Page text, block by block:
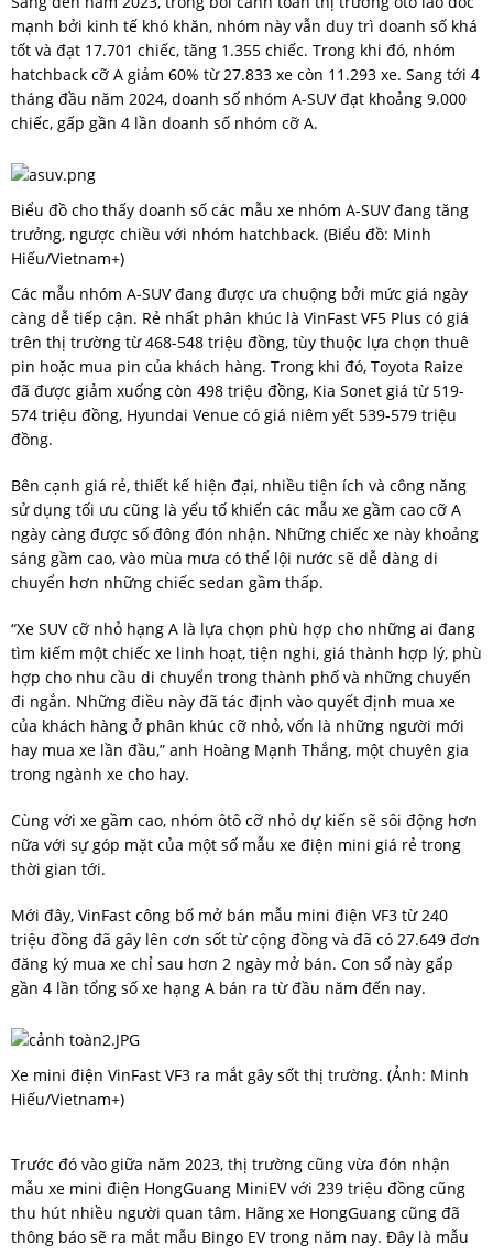
mạnh bởi kinh tế khó khăn, nhóm này vẫn duy trì doanh số khá
tốt và đạt 17.701 chiếc, tăng 1.355 chiếc. Trong khi đó, nhóm
hatchback cỡ A giảm 60% từ 27.833 xe còn 11.293 xe. Sang tới 4
tháng đầu năm 2024, doanh số nhóm A-SUV đạt khoảng 9.000
chiếc, gấp gần 4 lần doanh số nhóm cỡ A.
Biểu đồ cho thấy doanh số các mẫu xe nhóm A-SUV đang tăng
trưởng, ngược chiều với nhóm hatchback. (Biểu đồ: Minh
Hiếu/Vietnam+)
Các mẫu nhóm A-SUV đang được ưa chuộng bởi mức giá ngày
càng dễ tiếp cận. Rẻ nhất phân khúc là VinFast VF5 Plus có giá
trên thị trường từ 468-548 triệu đồng, tùy thuộc lựa chọn thuê
pin hoặc mua pin của khách hàng. Trong khi đó, Toyota Raize
đã được giảm xuống còn 498 triệu đồng, Kia Sonet giá từ 519-
574 triệu đồng, Hyundai Venue có giá niêm yết 539-579 triệu
đồng.
Bên cạnh giá rẻ, thiết kế hiện đại, nhiều tiện ích và công năng
sử dụng tối ưu cũng là yếu tố khiến các mẫu xe gầm cao cỡ A
ngày càng được số đông đón nhận. Những chiếc xe này khoảng
sáng gầm cao, vào mùa mưa có thể lội nước sẽ dễ dàng di
chuyển hơn những chiếc sedan gầm thấp.
“Xe SUV cỡ nhỏ hạng A là lựa chọn phù hợp cho những ai đang
tìm kiếm một chiếc xe linh hoạt, tiện nghi, giá thành hợp lý, phù
hợp cho nhu cầu di chuyển trong thành phố và những chuyến
đi ngắn. Những điều này đã tác định vào quyết định mua xe
của khách hàng ở phân khúc cỡ nhỏ, vốn là những người mới
hay mua xe lần đầu,” anh Hoàng Mạnh Thắng, một chuyên gia
trong ngành xe cho hay.
Cùng với xe gầm cao, nhóm ôtô cỡ nhỏ dự kiến sẽ sôi động hơn
nữa với sự góp mặt của một số mẫu xe điện mini giá rẻ trong
thời gian tới.
Mới đây, VinFast công bố mở bán mẫu mini điện VF3 từ 240
triệu đồng đã gây lên cơn sốt từ cộng đồng và đã có 27.649 đơn
đăng ký mua xe chỉ sau hơn 2 ngày mở bán. Con số này gấp
gần 4 lần tổng số xe hạng A bán ra từ đầu năm đến nay.
Xe mini điện VinFast VF3 ra mắt gây sốt thị trường. (Ảnh: Minh
Hiếu/Vietnam+)
Trước đó vào giữa năm 2023, thị trường cũng vừa đón nhận
mẫu xe mini điện HongGuang MiniEV với 239 triệu đồng cũng
thu hút nhiều người quan tâm. Hãng xe HongGuang cũng đã
thông báo sẽ ra mắt mẫu Bingo EV trong năm nay. Đây là mẫu